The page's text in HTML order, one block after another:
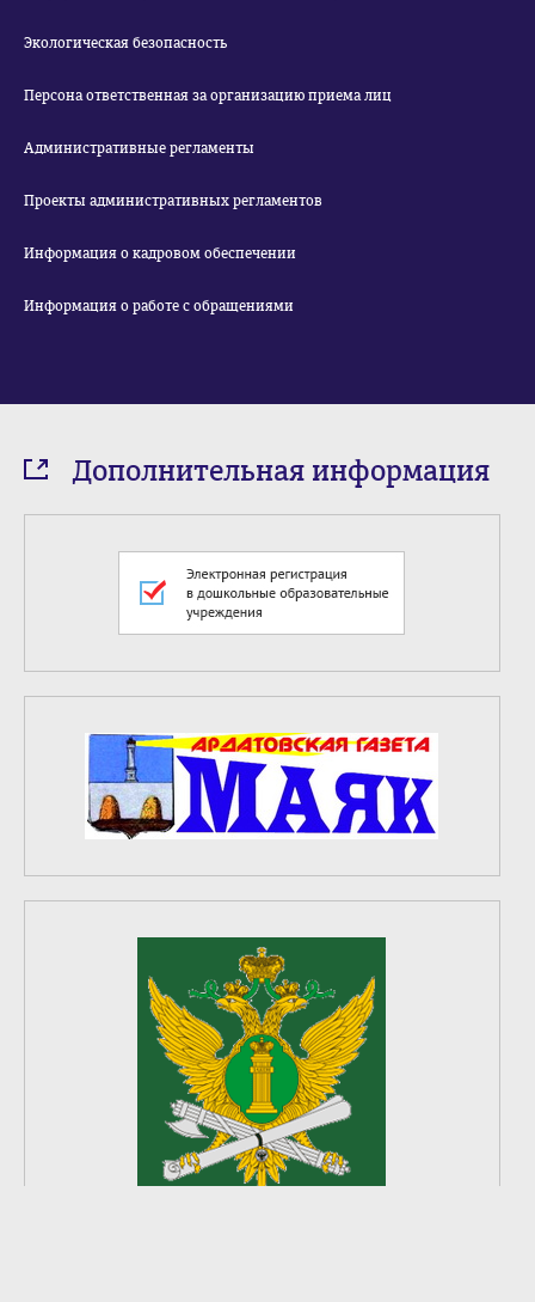
Экологическая безопасность
Персона ответственная за организацию приема лиц
Административные регламенты
Проекты административных регламентов
Информация о кадровом обеспечении
Информация о работе с обращениями
Дополнительная информация